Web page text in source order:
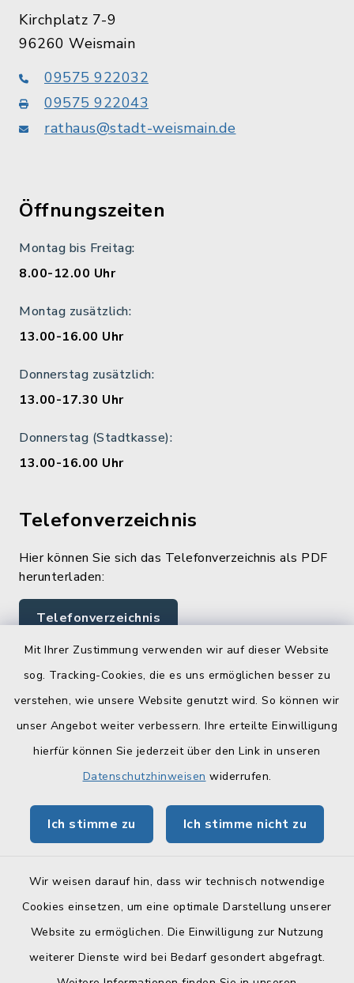
Mit Ihrer Zustimmung verwenden wir auf dieser Website
sog. Tracking-Cookies, die es uns ermöglichen besser zu
verstehen, wie unsere Website genutzt wird. So können wir
unser Angebot weiter verbessern. Ihre erteilte Einwilligung
hierfür können Sie jederzeit über den Link in unseren
Datenschutzhinweisen widerrufen.
Ich stimme zu Ich stimme nicht zu
Wir weisen darauf hin, dass wir technisch notwendige
Cookies einsetzen, um eine optimale Darstellung unserer
Website zu ermöglichen. Die Einwilligung zur Nutzung
weiterer Dienste wird bei Bedarf gesondert abgefragt.
Kirchplatz 7-9
96260 Weismain
09575 922032
09575 922043
rathaus@stadt-weismain.de
Öffnungszeiten
Montag bis Freitag:
8.00-12.00 Uhr
Montag zusätzlich:
13.00-16.00 Uhr
Donnerstag zusätzlich:
13.00-17.30 Uhr
Donnerstag (Stadtkasse):
13.00-16.00 Uhr
Telefonverzeichnis
Hier können Sie sich das Telefonverzeichnis als PDF
herunterladen:
Telefonverzeichnis
Quicklinks
Landratsamt Lichtenfels
Geoportal Lichtenfels
BayernPortal